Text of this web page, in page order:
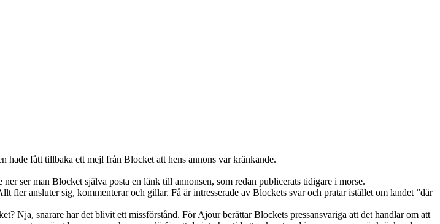
hade fått tillbaka ett mejl från Blocket att hens annons var kränkande.
ser man Blocket själva posta en länk till annonsen, som redan publicerats tidigare i morse.
fler ansluter sig, kommenterar och gillar. Få är intresserade av Blockets svar och pratar istället om landet ”där
Nja, snarare har det blivit ett missförstånd. För Ajour berättar Blockets pressansvariga att det handlar om att